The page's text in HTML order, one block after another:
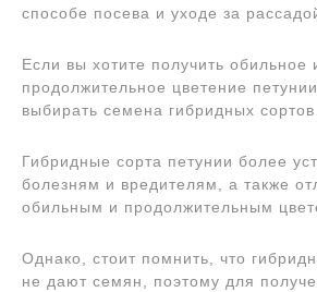
способе посева и уходе за
Если вы хотите получить обильное
продолжительное цветение
выбирать семена гибридных
Гибридные сорта петунии более
болезням и вредителям, а также
обильным и продолжительным
Однако, стоит помнить, что
не дают семян, поэтому для